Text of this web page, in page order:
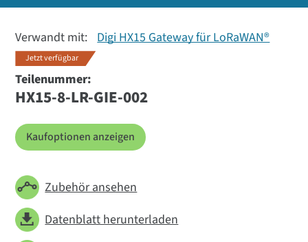
Verwandt mit: Digi HX15 Gateway für LoRaWAN®
Jetzt verfügbar
Teilenummer:
HX15-8-LR-GIE-002
Kaufoptionen anzeigen
Zubehör ansehen
Datenblatt herunterladen